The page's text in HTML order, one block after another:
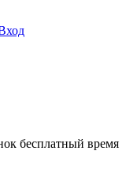
бесплатный время